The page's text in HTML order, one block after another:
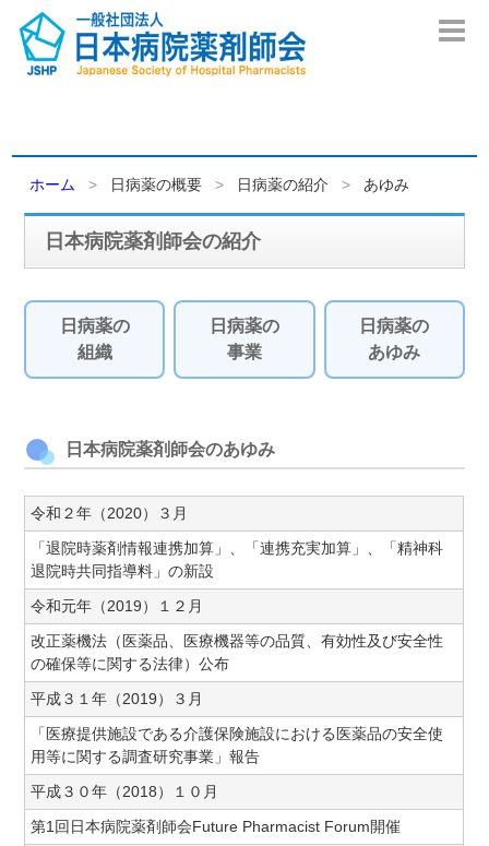
ホーム 日病薬の概要 日病薬の紹介 あゆみ
日本病院薬剤師会の紹介
日病薬の
組織
日病薬の
事業
日病薬の
あゆみ
日本病院薬剤師会のあゆみ
令和２年（2020）３月
「退院時薬剤情報連携加算」、「連携充実加算」、「精神科
退院時共同指導料」の新設
令和元年（2019）１２月
改正薬機法（医薬品、医療機器等の品質、有効性及び安全性
の確保等に関する法律）公布
平成３１年（2019）３月
「医療提供施設である介護保険施設における医薬品の安全使
用等に関する調査研究事業」報告
平成３０年（2018）１０月
第1回日本病院薬剤師会Future Pharmacist Forum開催